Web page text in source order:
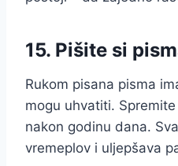
15. Pišite si
Rukom pisana pisma
mogu uhvatiti.
nakon godinu dana.
vremeplov i uljepšava